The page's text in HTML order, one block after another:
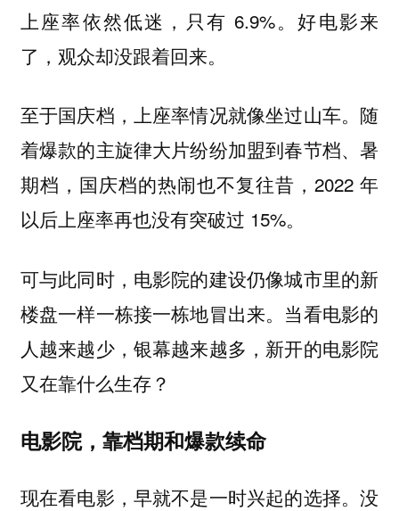
上座率依然低迷，只有 6.9%。好电影来
了，观众却没跟着回来。
至于国庆档，上座率情况就像坐过山车。随
着爆款的主旋律大片纷纷加盟到春节档、暑
期档，国庆档的热闹也不复往昔，2022 年
以后上座率再也没有突破过 15%。
可与此同时，电影院的建设仍像城市里的新
楼盘一样一栋接一栋地冒出来。当看电影的
人越来越少，银幕越来越多，新开的电影院
又在靠什么生存？
电影院，靠档期和爆款续命
现在看电影，早就不是一时兴起的选择。没